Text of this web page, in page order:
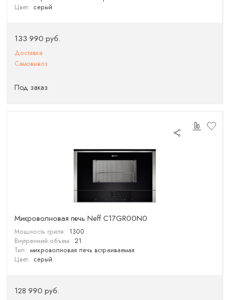
Цвет: серый
133 990 руб.
Доставка
Самовывоз
Под заказ
Микроволновая печь Neff C17GR00N0
Мощность гриля: 1300
Внутренний объем: 21
Тип: микроволновая печь встраиваемая
Цвет: серый
128 990 руб.